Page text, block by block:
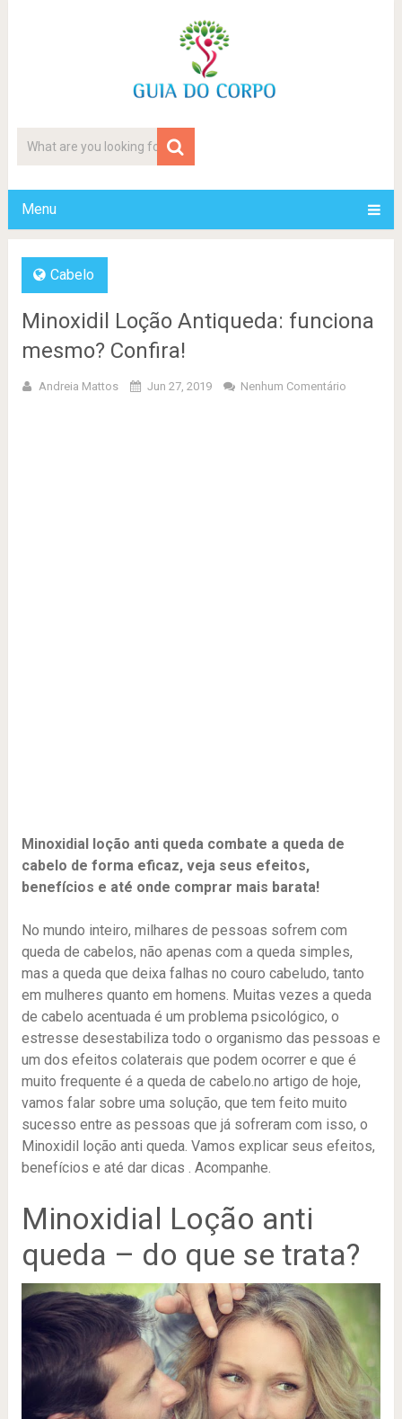
Menu
Cabelo
Minoxidil Loção Antiqueda: funciona
mesmo? Confira!
Andreia Mattos Jun 27, 2019 Nenhum Comentário
Minoxidial loção anti queda combate a queda de
cabelo de forma eficaz, veja seus efeitos,
benefícios e até onde comprar mais barata!
No mundo inteiro, milhares de pessoas sofrem com
queda de cabelos, não apenas com a queda simples,
mas a queda que deixa falhas no couro cabeludo, tanto
em mulheres quanto em homens. Muitas vezes a queda
de cabelo acentuada é um problema psicológico, o
estresse desestabiliza todo o organismo das pessoas e
um dos efeitos colaterais que podem ocorrer e que é
muito frequente é a queda de cabelo.no artigo de hoje,
vamos falar sobre uma solução, que tem feito muito
sucesso entre as pessoas que já sofreram com isso, o
Minoxidil loção anti queda. Vamos explicar seus efeitos,
benefícios e até dar dicas . Acompanhe.
Minoxidial Loção anti
queda – do que se trata?